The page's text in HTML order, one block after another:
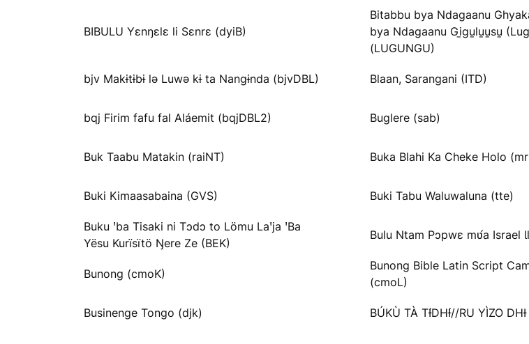
BIBULU Yɛnŋɛlɛ li Sɛnrɛ (dyiB)
Bitabbu bya Ndagaanu
bya Ndagaanu Gi̱gu̱lu̱u̱su̱
(LUGUNGU)
bjv Makɨtɨbɨ lə Luwə kɨ ta Nangɨnda (bjvDBL) Blaan, Sarangani (ITD)
bqj Firim fafu fal Aláemit (bqjDBL2) Buglere (sab)
Buk Taabu Matakin (raiNT) Buka Blahi Ka Cheke Holo
Buki Kimaasabaina (GVS) Buki Tabu Waluwaluna (tte)
Buku ꞌba Tisaki ni Tɔdɔ to Lömu Laꞌja ꞌBa
Yësu Kurïsïtö Ŋere Ze (BEK)
Bulu Ntam Pɔpwɛ mʋ́a Israel
Bunong (cmoK)
Bunong Bible Latin Script
(cmoL)
Businenge Tongo (djk) BÚKÙ TÀ TƗ́DHƗ́//RU YÌZO